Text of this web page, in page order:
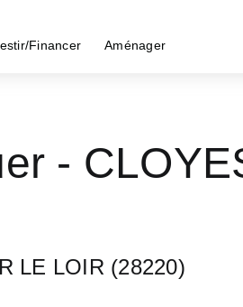
Financer Aménager
-
LE LOIR (28220)